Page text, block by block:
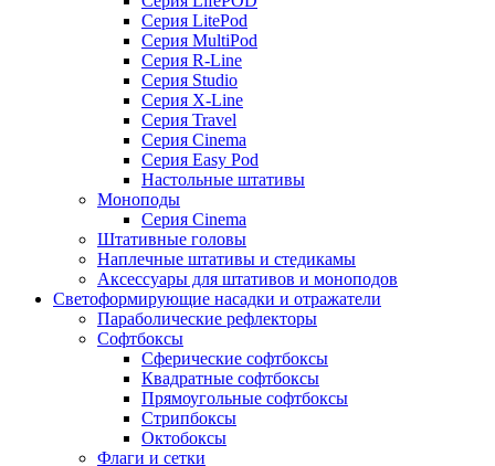
Серия LitePod
Серия MultiPod
Серия R-Line
Серия Studio
Серия X-Line
Серия Travel
Серия Cinema
Серия Easy Pod
Настольные штативы
Моноподы
Серия Cinema
Штативные головы
Наплечные штативы и стедикамы
Аксессуары для штативов и моноподов
Светоформирующие насадки и отражатели
Параболические рефлекторы
Софтбоксы
Сферические софтбоксы
Квадратные софтбоксы
Прямоугольные софтбоксы
Стрипбоксы
Октобоксы
Флаги и сетки